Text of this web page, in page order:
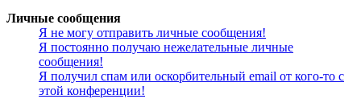
Личные сообщения
Я не могу отправить личные сообщения!
Я постоянно получаю нежелательные личные
сообщения!
Я получил спам или оскорбительный email от кого-то с
этой конференции!